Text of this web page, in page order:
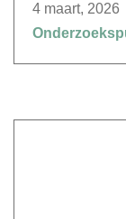
4 maart, 2026